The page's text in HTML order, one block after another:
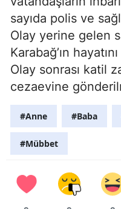
sayıda polis ve
Olay yerine gelen
Karabağ’ın
Olay sonrası katil
cezaevine
#Anne #Baba
#Mübbet